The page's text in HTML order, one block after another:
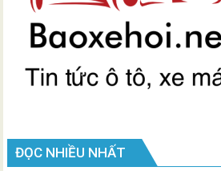
ĐỌC NHIỀU NHẤT